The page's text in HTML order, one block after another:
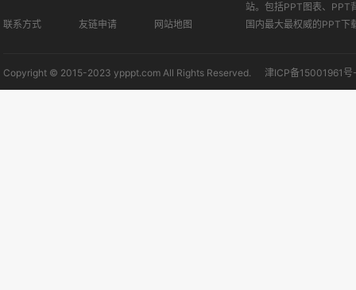
联系方式 友链申请 网站地图
站。包括PPT图表、PPT
国内最大最权威的PPT下
Copyright © 2015-2023 ypppt.com All Rights Reserved. 津ICP备15001961号